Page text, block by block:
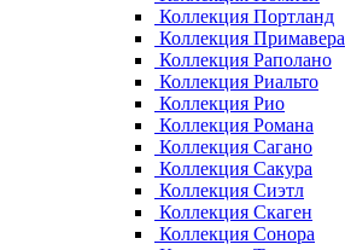
Коллекция Портланд
Коллекция Примавера
Коллекция Раполано
Коллекция Риальто
Коллекция Рио
Коллекция Романа
Коллекция Сагано
Коллекция Сакура
Коллекция Сиэтл
Коллекция Скаген
Коллекция Сонора